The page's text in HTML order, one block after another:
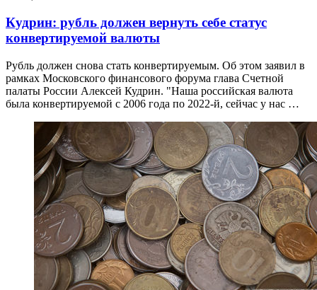
Кудрин: рубль должен вернуть себе статус
конвертируемой валюты
Рубль должен снова стать конвертируемым. Об этом заявил в
рамках Московского финансового форума глава Счетной
палаты России Алексей Кудрин. "Наша российская валюта
была конвертируемой с 2006 года по 2022-й, сейчас у нас …